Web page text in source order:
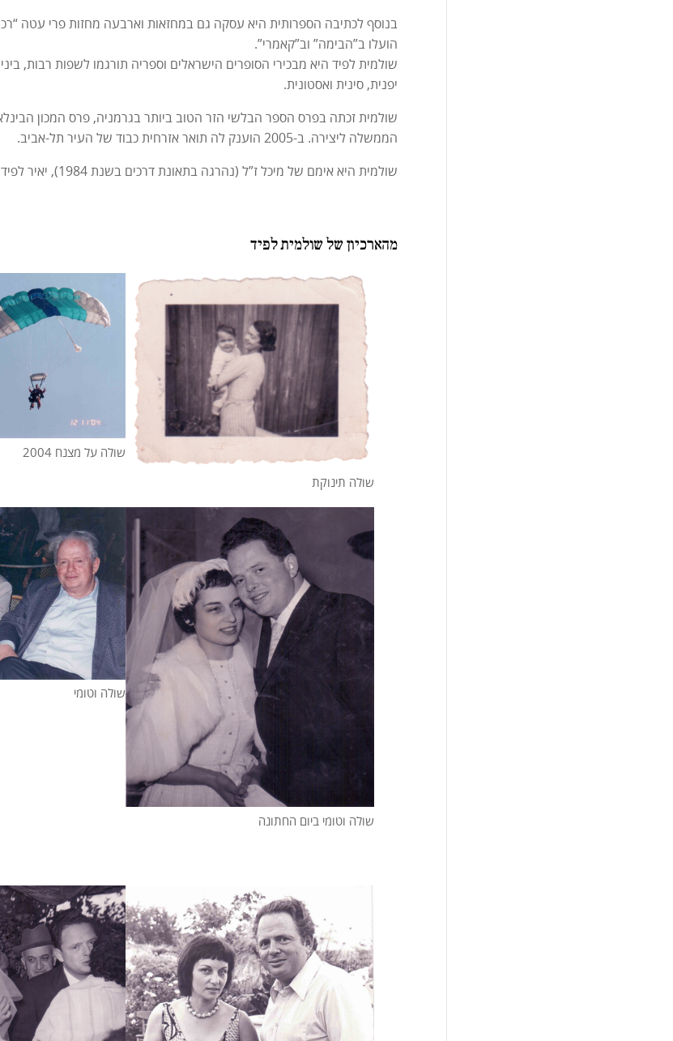
בנוסף לכתיבה הספרותית היא עסקה גם במחזאות וארבעה מחזות פרי עטה
הועלו ב”הבימה” וב”קאמרי”.
שולמית לפיד היא מבכירי הסופרים הישראלים וספריה תורגמו לשפות רבות,
יפנית, סינית ואסטונית.
שולמית זכתה בפרס הספר הבלשי הזר הטוב ביותר בגרמניה, פרס המכון
הממשלה ליצירה. ב-2005 הוענק לה תואר אזרחית כבוד של העיר תל-אביב.
שולמית היא אימם של מיכל ז”ל (נהרגה בתאונת דרכים בשנת 1984), יאיר לפיד, עיתונאי ויו”ר מפלגת “יש עתיד ומיכל, פסיכולוגית.
מהארכיון של שולמית לפיד
שולה על מצנח 2004
שולה תינוקת
שולה וטומי
שולה וטומי ביום החתונה